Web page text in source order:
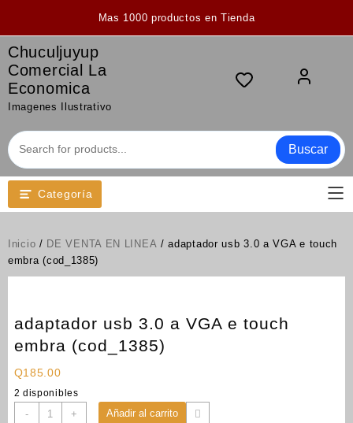
Mas 1000 productos en Tienda
Chuculjuyup
Comercial La
Economica
Imagenes Ilustrativo
Buscar
Categoría
Inicio / DE VENTA EN LINEA / adaptador usb 3.0 a VGA e touch
embra (cod_1385)
adaptador usb 3.0 a VGA e touch
embra (cod_1385)
Q185.00
2 disponibles
-
adaptador
+ Añadir al carrito